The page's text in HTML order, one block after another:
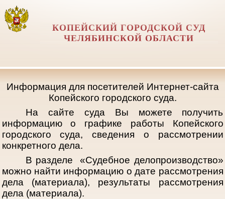
КОПЕЙСКИЙ ГОРОДСКОЙ СУД
ЧЕЛЯБИНСКОЙ ОБЛАСТИ
Информация для посетителей Интернет-сайта
Копейского городского суда.
На сайте суда Вы можете получить
информацию о графике работы Копейского
городского суда, сведения о рассмотрении
конкретного дела.
В разделе «Судебное делопроизводство»
можно найти информацию о дате рассмотрения
дела (материала), результаты рассмотрения
дела (материала).